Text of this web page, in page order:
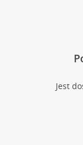
Jest